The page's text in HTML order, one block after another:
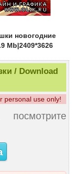
новогодние
Mb|2409*3626
/ Download
personal use only!